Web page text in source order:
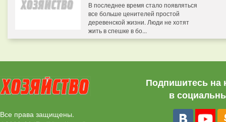
В последнее время стало появляться
все больше ценителей простой
деревенской жизни. Люди не хотят
жить в спешке в бо...
Все права защищены.
Подпишитесь на
в